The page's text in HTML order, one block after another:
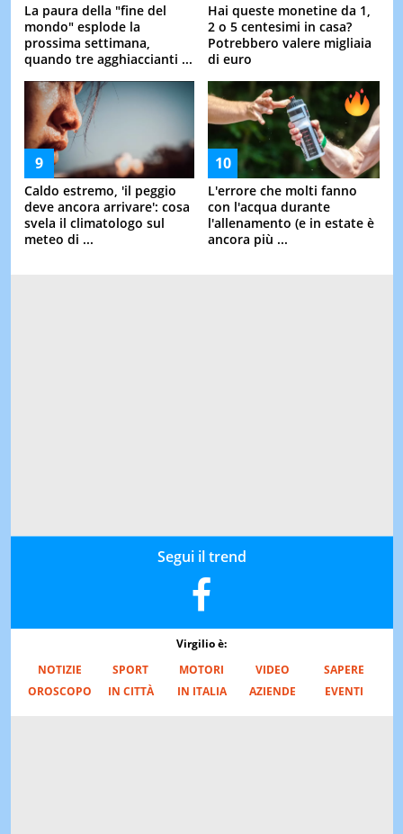
La paura della "fine del
mondo" esplode la
prossima settimana,
quando tre agghiaccianti ...
Hai queste monetine da 1,
2 o 5 centesimi in casa?
Potrebbero valere migliaia
di euro
Caldo estremo, 'il peggio
deve ancora arrivare': cosa
svela il climatologo sul
meteo di ...
L'errore che molti fanno
con l'acqua durante
l'allenamento (e in estate è
ancora più ...
Segui il trend
Virgilio è:
NOTIZIE
SPORT MOTORI VIDEO
SAPERE
OROSCOPO
IN CITTÀ IN ITALIA AZIENDE EVENTI